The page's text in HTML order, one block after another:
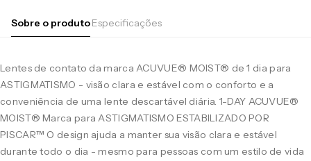
Sobre o produtoEspecificações
Lentes de contato da marca ACUVUE® MOIST® de 1 dia para
ASTIGMATISMO - visão clara e estável com o conforto e a
conveniência de uma lente descartável diária. 1-DAY ACUVUE®
MOIST® Marca para ASTIGMATISMO ESTABILIZADO POR
PISCAR™ O design ajuda a manter sua visão clara e estável
durante todo o dia - mesmo para pessoas com um estilo de vida